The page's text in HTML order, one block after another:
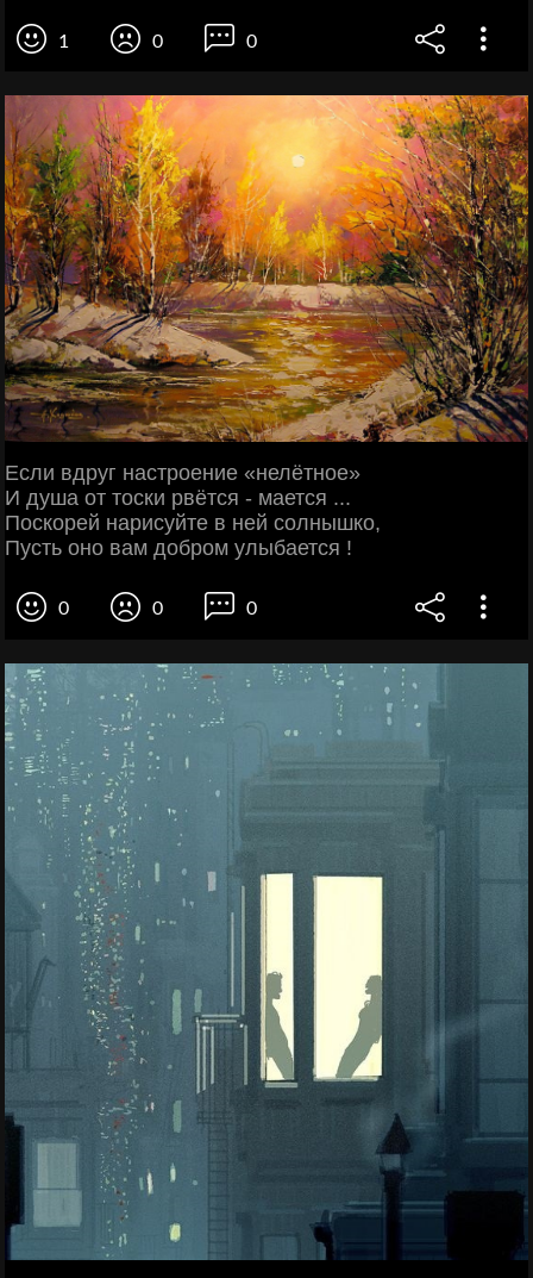
1 0 0
Если вдруг настроение «нелётное»
И душа от тоски рвётся - мается ...
Поскорей нарисуйте в ней солнышко,
Пусть оно вам добром улыбается !
0 0 0